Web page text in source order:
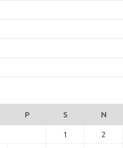
P S N
1 2